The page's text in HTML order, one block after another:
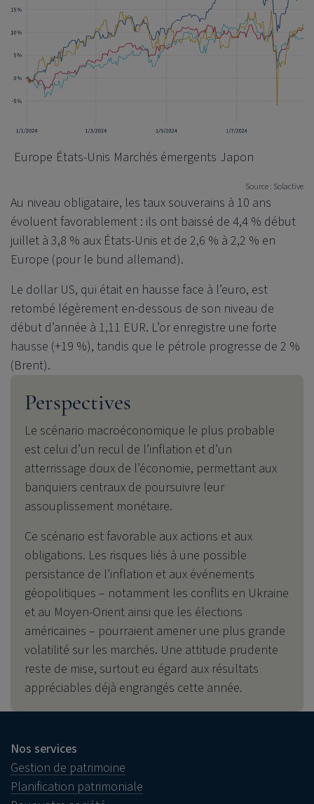
Europe États-Unis Marchés émergents Japon
Source : Solactive
Au niveau obligataire, les taux souverains à 10 ans
évoluent favorablement : ils ont baissé de 4,4 % début
juillet à 3,8 % aux États-Unis et de 2,6 % à 2,2 % en
Europe (pour le bund allemand).
Le dollar US, qui était en hausse face à l’euro, est
retombé légèrement en-dessous de son niveau de
début d’année à 1,11 EUR. L’or enregistre une forte
hausse (+19 %), tandis que le pétrole progresse de 2 %
(Brent).
Perspectives
Le scénario macroéconomique le plus probable
est celui d’un recul de l’inflation et d’un
atterrissage doux de l’économie, permettant aux
banquiers centraux de poursuivre leur
assouplissement monétaire.
Ce scénario est favorable aux actions et aux
obligations. Les risques liés à une possible
persistance de l’inflation et aux événements
géopolitiques – notamment les conflits en Ukraine
et au Moyen-Orient ainsi que les élections
américaines – pourraient amener une plus grande
volatilité sur les marchés. Une attitude prudente
reste de mise, surtout eu égard aux résultats
appréciables déjà engrangés cette année.
Nos services
Gestion de patrimoine
Planification patrimoniale